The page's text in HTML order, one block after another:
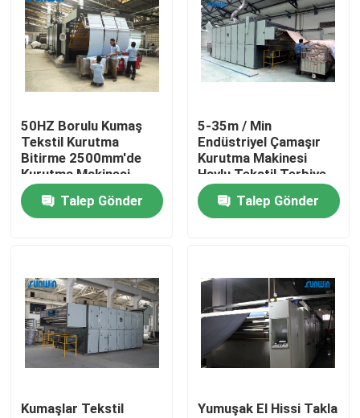
Hakkımızda
Kalite kontrol
Bize Ulaşın
Tekstil Ram Makinesi
Sıcak Hava Ram Makinesi
Kumaş Ram Makinesi
50HZ Borulu Kumaş
Tekstil Kurutma
Bitirme 2500mm'de
Kurutma Makinesi
Relax
Talep Gönder
5-35m / Min
Endüstriyel Çamaşır
Kurutma Makinesi
Havlu Tekstil Terbiye
Ekipmanları
Talep Gönder
Kumaşlar Tekstil
Yumuşak El Hissi Takla